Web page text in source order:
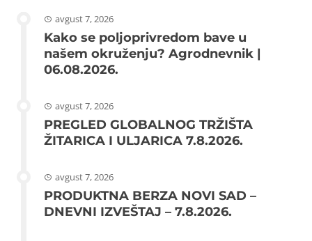
avgust 7, 2026
Kako se poljoprivredom bave u
našem okruženju? Agrodnevnik |
06.08.2026.
avgust 7, 2026
PREGLED GLOBALNOG TRŽIŠTA
ŽITARICA I ULJARICA 7.8.2026.
avgust 7, 2026
PRODUKTNA BERZA NOVI SAD –
DNEVNI IZVEŠTAJ – 7.8.2026.